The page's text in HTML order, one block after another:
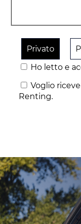
Privato
Ho letto e
Voglio
Renting.